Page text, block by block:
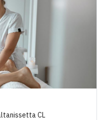
CL